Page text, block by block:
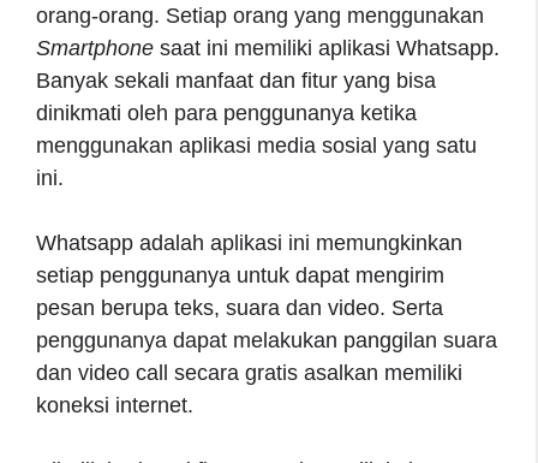
orang-orang. Setiap orang yang menggunakan
Smartphone saat ini memiliki aplikasi Whatsapp.
Banyak sekali manfaat dan fitur yang bisa
dinikmati oleh para penggunanya ketika
menggunakan aplikasi media sosial yang satu
ini.
Whatsapp adalah aplikasi ini memungkinkan
setiap penggunanya untuk dapat mengirim
pesan berupa teks, suara dan video. Serta
penggunanya dapat melakukan panggilan suara
dan video call secara gratis asalkan memiliki
koneksi internet.